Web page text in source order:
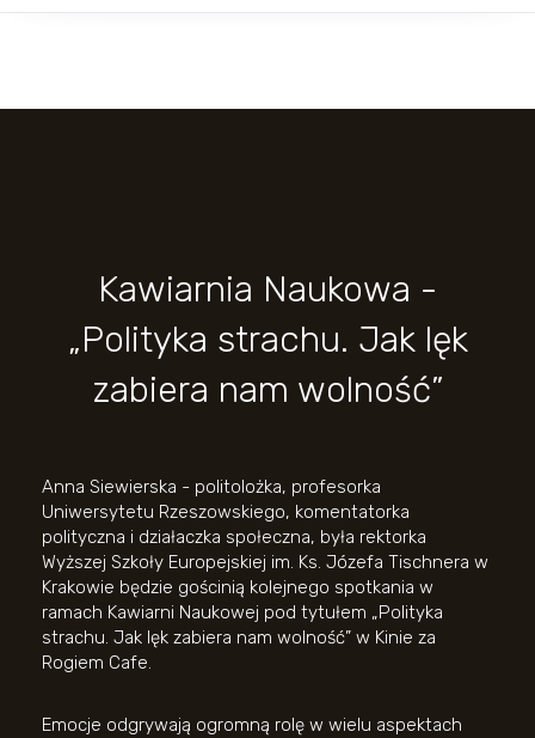
Kawiarnia Naukowa -
„Polityka strachu. Jak lęk
zabiera nam wolność”
Anna Siewierska - politolożka, profesorka
Uniwersytetu Rzeszowskiego, komentatorka
polityczna i działaczka społeczna, była rektorka
Wyższej Szkoły Europejskiej im. Ks. Józefa Tischnera w
Krakowie będzie gościnią kolejnego spotkania w
ramach Kawiarni Naukowej pod tytułem „Polityka
strachu. Jak lęk zabiera nam wolność” w Kinie za
Rogiem Cafe.
Emocje odgrywają ogromną rolę w wielu aspektach